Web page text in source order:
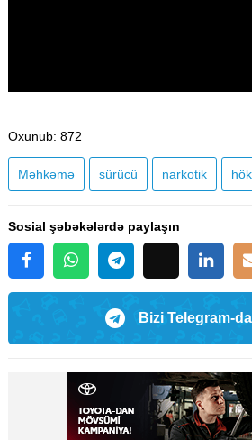
Oxunub: 872
Məhkəmə sürücü narkotik
Sosial şəbəkələrdə paylaşın
Bizi Telegram-